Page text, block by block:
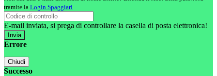
tramite la Login Spaggiari
E-mail inviata, si prega di controllare la casella di posta elettronica!
Errore
Chiudi
Successo